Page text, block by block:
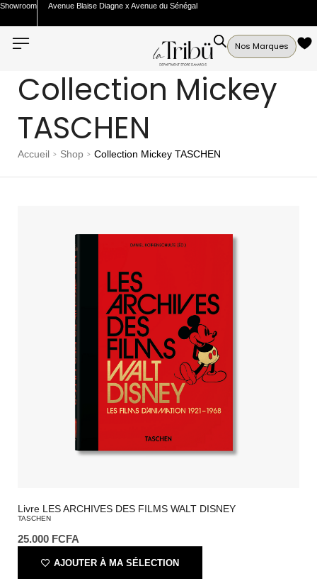
Showroom Avenue Blaise Diagne x Avenue du Sénégal
Nos Marques
Collection Mickey
TASCHEN
Accueil > Shop > Collection Mickey TASCHEN
Livre LES ARCHIVES DES FILMS WALT DISNEY
TASCHEN
25.000 FCFA
AJOUTER À MA SÉLECTION